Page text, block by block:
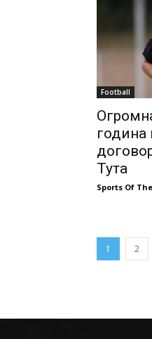
Football
година
Тута
Sports Of
1 2